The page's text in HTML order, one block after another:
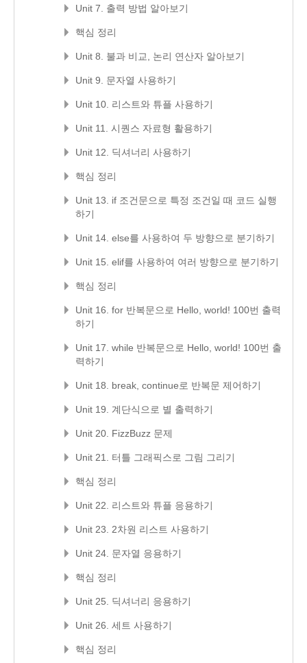
Unit 7. 출력 방법 알아보기
핵심 정리
Unit 8. 불과 비교, 논리 연산자 알아보기
Unit 9. 문자열 사용하기
Unit 10. 리스트와 튜플 사용하기
Unit 11. 시퀀스 자료형 활용하기
Unit 12. 딕셔너리 사용하기
핵심 정리
Unit 13. if 조건문으로 특정 조건일 때 코드 실행
하기
Unit 14. else를 사용하여 두 방향으로 분기하기
Unit 15. elif를 사용하여 여러 방향으로 분기하기
핵심 정리
Unit 16. for 반복문으로 Hello, world! 100번 출력
하기
Unit 17. while 반복문으로 Hello, world! 100번 출
력하기
Unit 18. break, continue로 반복문 제어하기
Unit 19. 계단식으로 별 출력하기
Unit 20. FizzBuzz 문제
Unit 21. 터틀 그래픽스로 그림 그리기
핵심 정리
Unit 22. 리스트와 튜플 응용하기
Unit 23. 2차원 리스트 사용하기
Unit 24. 문자열 응용하기
핵심 정리
Unit 25. 딕셔너리 응용하기
Unit 26. 세트 사용하기
핵심 정리